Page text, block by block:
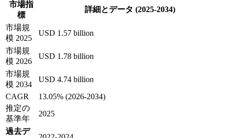
市場指
標
詳細とデータ (2025-2034)
市場規
模 2025
USD 1.57 billion
市場規
模 2026
USD 1.78 billion
市場規
模 2034
USD 4.74 billion
CAGR
13.05% (2026-2034)
推定の
基準年
2025
過去デ